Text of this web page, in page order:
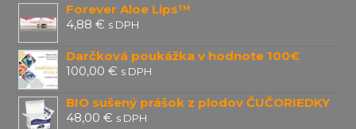
Forever Aloe Lips™
4,88€ s DPH
Darčková poukážka v hodnote 100€
100,00€ s DPH
BIO sušený prášok z plodov ČUČORIEDKY
48,00€ s DPH